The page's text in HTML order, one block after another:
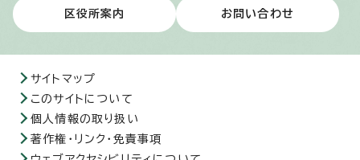
区役所案内 お問い合わせ
サイトマップ
このサイトについて
個人情報の取り扱い
著作権・リンク・免責事項